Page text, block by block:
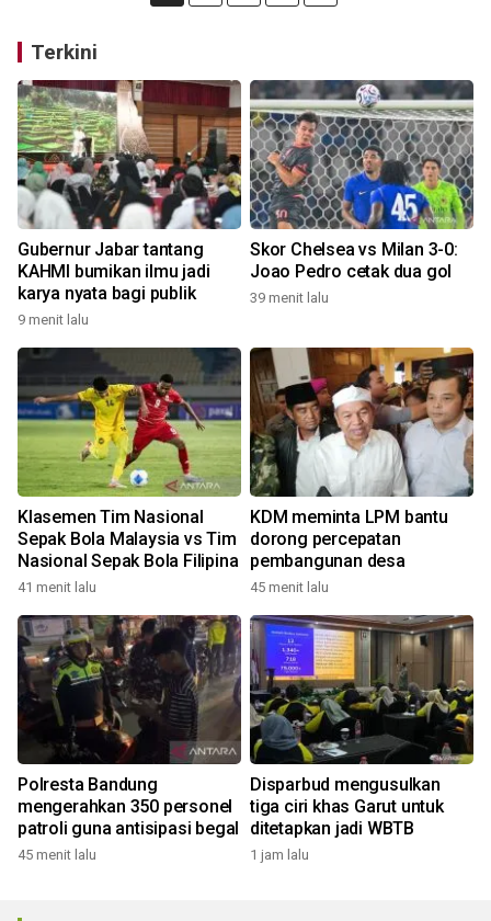
Terkini
Gubernur Jabar tantang
KAHMI bumikan ilmu jadi
karya nyata bagi publik
9 menit lalu
Skor Chelsea vs Milan 3-0:
Joao Pedro cetak dua gol
39 menit lalu
Klasemen Tim Nasional
Sepak Bola Malaysia vs Tim
Nasional Sepak Bola Filipina
41 menit lalu
KDM meminta LPM bantu
dorong percepatan
pembangunan desa
45 menit lalu
Polresta Bandung
mengerahkan 350 personel
patroli guna antisipasi begal
45 menit lalu
Disparbud mengusulkan
tiga ciri khas Garut untuk
ditetapkan jadi WBTB
1 jam lalu